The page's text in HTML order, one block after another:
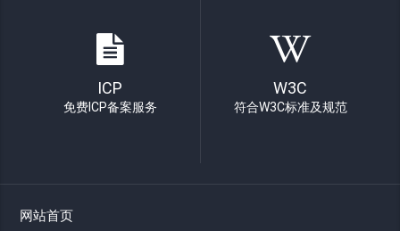
ICP
免费ICP备案服务
W3C
符合W3C标准及规范
网站首页